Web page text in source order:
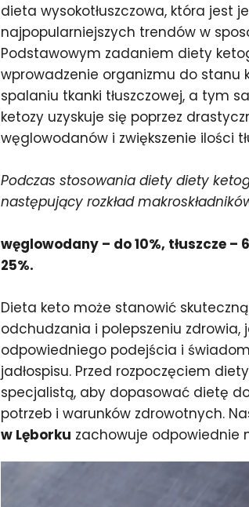
dieta wysokotłuszczowa, która jest
najpopularniejszych trendów w
Podstawowym zadaniem diety
wprowadzenie organizmu do stanu
spalaniu tkanki tłuszczowej, a tym
ketozy uzyskuje się poprzez
węglowodanów i zwiększenie ilości
Podczas stosowania diety diety
następujący rozkład
węglowodany – do 10%, tłuszcze –
25%.
Dieta keto może stanowić
odchudzania i polepszeniu
odpowiedniego podejścia i
jadłospisu. Przed rozpoczęciem
specjalistą, aby dopasować dietę
potrzeb i warunków zdrowotnych.
w Lęborku zachowuje odpowiednie